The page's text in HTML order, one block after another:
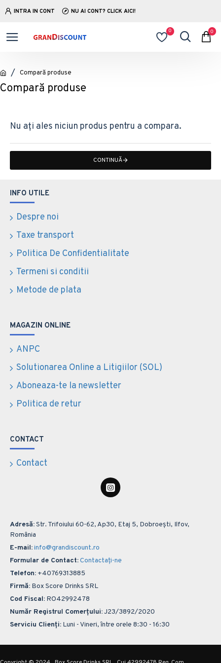
INTRA IN CONT NU AI CONT? CLICK AICI!
0 0
Compară produse
Compară produse
Nu ați ales niciun produs pentru a compara.
CONTINUĂ
INFO UTILE
Despre noi
Taxe transport
Politica De Confidentialitate
Termeni si conditii
Metode de plata
MAGAZIN ONLINE
ANPC
Solutionarea Online a Litigiilor (SOL)
Aboneaza-te la newsletter
Politica de retur
CONTACT
Contact
Adresă:Str. Trifoiului 60-62, Ap30, Etaj 5, Dobroești, Ilfov,
România
E-mail:info@grandiscount.ro
Formular de Contact:Contactați-ne
Telefon: +40769313885
Firmă: Box Score Drinks SRL
Cod Fiscal: RO42992478
Număr Registrul Comerțului:J23/3892/2020
Serviciu Clienți: Luni - Vineri, între orele 8:30 - 16:30